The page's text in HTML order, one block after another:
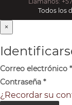
Todos los
×
Correo electrónico *
Contraseña *
¿Recordar su